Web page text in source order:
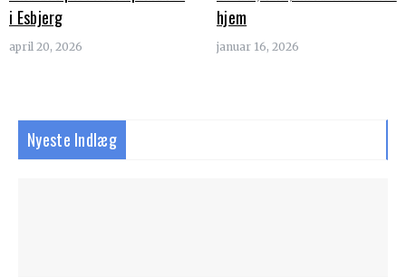
i Esbjerg
april 20, 2026
hjem
januar 16, 2026
Nyeste Indlæg